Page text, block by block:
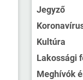
Jegyző
Kultúra
Lakossági
Meghívók